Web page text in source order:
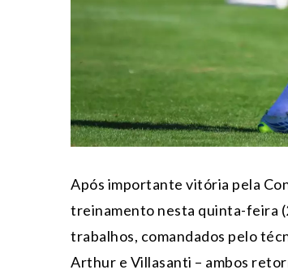
Após importante vitória pela
treinamento nesta quinta-feira
trabalhos, comandados pelo
Arthur e Villasanti – ambos